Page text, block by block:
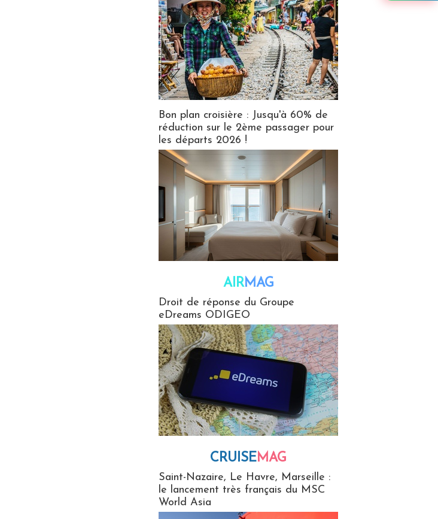
Bon plan croisière : Jusqu'à 60% de
réduction sur le 2ème passager pour
les départs 2026 !
AIRMAG
Droit de réponse du Groupe
eDreams ODIGEO
CRUISEMAG
Saint-Nazaire, Le Havre, Marseille :
le lancement très français du MSC
World Asia